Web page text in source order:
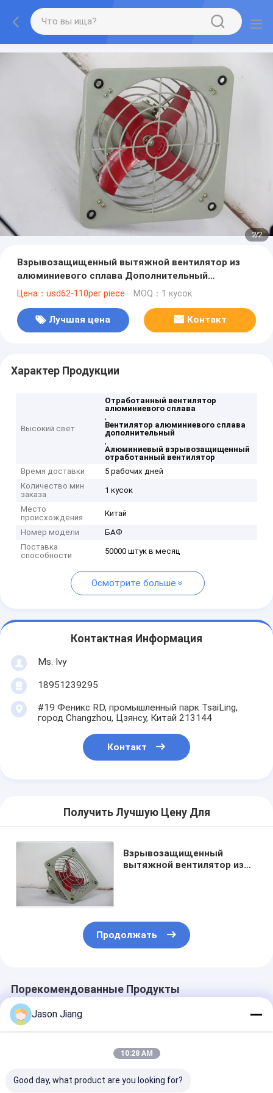
2/2
Взрывозащищенный вытяжной вентилятор из
алюминиевого сплава Дополнительный
вентилятор
Цена：usd62-110per piece MOQ：1 кусок
Лучшая цена Контакт
Характер Продукции
Высокий свет
Отработанный вентилятор
алюминиевого сплава
,
Вентилятор алюминиевого сплава
дополнительный
,
Алюминиевый взрывозащищенный
отработанный вентилятор
Время доставки
5 рабочих дней
Количество мин
заказа
1 кусок
Место
происхождения
Китай
Номер модели
БАФ
Поставка
способности
50000 штук в месяц
Осмотрите больше
Контактная Информация
Ms. Ivy
18951239295
#19 Феникс RD, промышленный парк TsaiLing,
город Changzhou, Цзянсу, Китай 213144
Контакт
Получить Лучшую Цену Для
Взрывозащищенный
вытяжной вентилятор из
Продолжать
Порекомендованные Продукты
Jason Jiang
10:28 AM
Good day, what product are you looking for?